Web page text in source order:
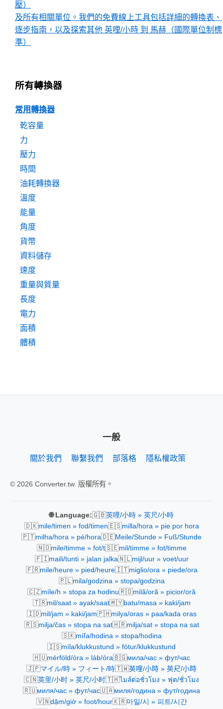
壓）
及所有相關單位。我們的免費線上工具包括詳細的轉換表、
逐步指南，以及探索其他 英哩/小時 到 馬赫（國際單位制標
準）
所有轉換器
常用轉換器
乾容量
力
壓力
時間
油耗轉換器
溫度
能量
角度
貨幣
資料儲存
速度
重量與質量
長度
電力
面積
體積
一般
關於我們 聯繫我們 部落格 隱私權政策
© 2026 Converter.tw. 版權所有。
🌐 Language:🇬🇧英哩/小時 » 英尺/小時
🇩🇰mile/timen » fod/timen🇪🇸milla/hora » pie por hora
🇵🇹milha/hora » pé/hora🇩🇪Meile/Stunde » Fuß/Stunde
🇳🇴mile/timme » fot/t🇸🇪mil/timme » fot/timme
🇫🇮maili/tunti » jalan jalka🇳🇱mijl/uur » voet/uur
🇫🇷mile/heure » pied/heure🇮🇹miglio/ora » piede/ora
🇵🇱mila/godzina » stopa/godzina
🇨🇿míle/h » stopa za hodinu🇷🇴milă/oră » picior/oră
🇹🇷mil/saat » ayak/saat🇲🇾batu/masa » kaki/jam
🇮🇩mil/jam » kaki/jam🇵🇭milya/oras » paa/kada oras
🇷🇸milja/čas » stopa na sat🇭🇷milja/sat » stopa na sat
🇸🇰míľa/hodina » stopa/hodina
🇮🇸míla/klukkustund » fótur/klukkustund
🇭🇺mérföld/óra » láb/óra🇧🇬мила/час » фут/час
🇯🇵マイル/時 » フィート/時🇹🇼英哩/小時 » 英尺/小時
🇨🇳英里/小时 » 英尺/小时🇹🇭ไมล์ต่อชั่วโมง » ฟุต/ชั่วโมง
🇷🇺миля/час » фут/час🇺🇦миля/година » фут/година
🇻🇳dặm/giờ » foot/hour🇰🇷마일/시 » 피트/시간